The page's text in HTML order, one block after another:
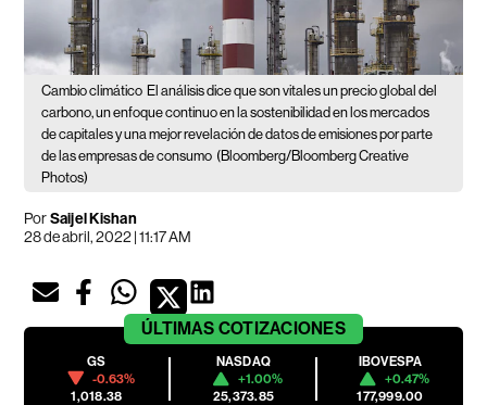
Cambio climático El análisis dice que son vitales un precio global del
carbono, un enfoque continuo en la sostenibilidad en los mercados
de capitales y una mejor revelación de datos de emisiones por parte
de las empresas de consumo (Bloomberg/Bloomberg Creative
Photos)
PorSaijel Kishan
28 de abril, 2022 | 11:17 AM
ÚLTIMAS COTIZACIONES
GS
-0.63%
1,018.38
NASDAQ
+1.00%
25,373.85
IBOVESPA
+0.47%
177,999.00